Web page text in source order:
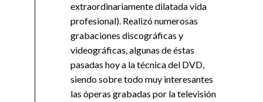
extraordinariamente dilatada vida
profesional). Realizó numerosas
grabaciones discográficas y
videográficas, algunas de éstas
pasadas hoy a la técnica del DVD,
siendo sobre todo muy interesantes
las óperas grabadas por la televisión